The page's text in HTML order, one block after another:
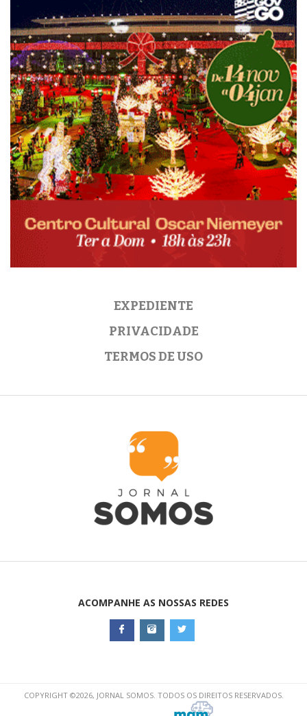
EXPEDIENTE
PRIVACIDADE
TERMOS DE USO
ACOMPANHE AS NOSSAS REDES
COPYRIGHT ©2026, JORNAL SOMOS. TODOS OS DIREITOS RESERVADOS.